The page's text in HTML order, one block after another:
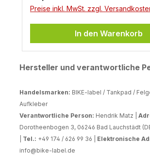
aus hochwertigem, UV-
auch bei intensiver
dauerhaft brillant. Die Pads sind zudem
den anspruchsvollen Einsatz
Selbstklebefläche haften sie
Tank und halten selbst bei häufigem
Waschen oder langen Touren
stand. Ideal für alle KTM-
auf langlebigen Schutz,
und ein dynamisches Design
Preise inkl. MwSt. zzgl.
In den Warenkorb
Hersteller und verantwortliche
Handelsmarken: BIKE-label / Tankpad /
Aufkleber
Verantwortliche Person: Hendrik Matz |
Dorotheenbogen 3, 06246 Bad Lauchstädt
Tel.: +49 174 / 626 99 36 | Elektronische
info@bike-label.de